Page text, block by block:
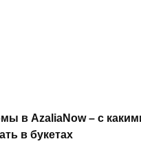
в AzaliaNow – с
в букетах